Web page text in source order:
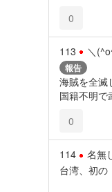
0
113 ＼
報告
海賊を全滅
国籍不明で
0
114 名無
台湾、初の